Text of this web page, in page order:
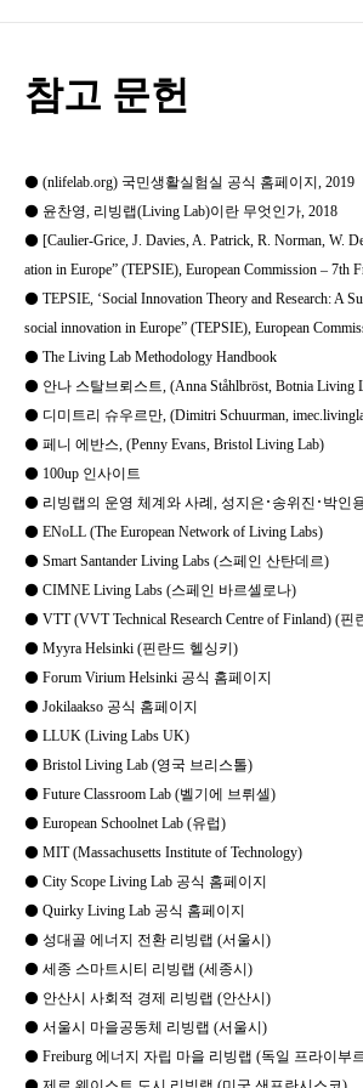
참고 문헌
⚫ (nlifelab.org) 국민생활실험실 공식 홈페이지, 2019
⚫ 윤찬영, 리빙랩(Living Lab)이란 무엇인가, 2018
⚫ [Caulier-Grice, J. Davies, A. Patrick, R. Norman, W.
ation in Europe” (TEPSIE), European Commission ‒ 7th
⚫ TEPSIE, ʻSocial Innovation Theory and Research: A
social innovation in Europe” (TEPSIE), European
⚫ The Living Lab Methodology Handbook
⚫ 안나 스탈브뢰스트, (Anna Ståhlbröst, Botnia Living
⚫ 디미트리 슈우르만, (Dimitri Schuurman,
⚫ 페니 에반스, (Penny Evans, Bristol Living Lab)
⚫ 100up 인사이트
⚫ 리빙랩의 운영 체계와 사례, 성지은･송위진･박인
⚫ ENoLL (The European Network of Living Labs)
⚫ Smart Santander Living Labs (스페인 산탄데르)
⚫ CIMNE Living Labs (스페인 바르셀로나)
⚫ VTT (VVT Technical Research Centre of Finland) (핀
⚫ Myyra Helsinki (핀란드 헬싱키)
⚫ Forum Virium Helsinki 공식 홈페이지
⚫ Jokilaakso 공식 홈페이지
⚫ LLUK (Living Labs UK)
⚫ Bristol Living Lab (영국 브리스톨)
⚫ Future Classroom Lab (벨기에 브뤼셀)
⚫ European Schoolnet Lab (유럽)
⚫ MIT (Massachusetts Institute of Technology)
⚫ City Scope Living Lab 공식 홈페이지
⚫ Quirky Living Lab 공식 홈페이지
⚫ 성대골 에너지 전환 리빙랩 (서울시)
⚫ 세종 스마트시티 리빙랩 (세종시)
⚫ 안산시 사회적 경제 리빙랩 (안산시)
⚫ 서울시 마을공동체 리빙랩 (서울시)
⚫ Freiburg 에너지 자립 마을 리빙랩 (독일 프라이부